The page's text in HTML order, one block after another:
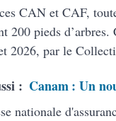
CAN et CAF,
200 pieds
2026, par le
: Canam : Un
nationale